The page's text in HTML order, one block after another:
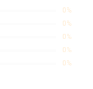
0%
0%
0%
0%
0%